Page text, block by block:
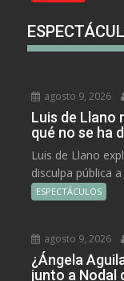
agosto 9, 2026
Luis de Llano
qué no se ha
Luis de Llano
disculpa pública
ESPECTÁCULOS
agosto 9, 2026
¿Ángela
junto a Nodal